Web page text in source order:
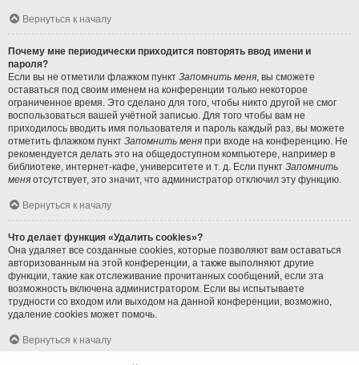
Вернуться к началу
Почему мне периодически приходится повторять ввод имени и
пароля?
Если вы не отметили флажком пункт Запомнить меня , вы сможете
оставаться под своим именем на конференции только некоторое
ограниченное время. Это сделано для того, чтобы никто другой не смог
воспользоваться вашей учётной записью. Для того чтобы вам не
приходилось вводить имя пользователя и пароль каждый раз, вы можете
отметить флажком пункт Запомнить меня при входе на конференцию. Не
рекомендуется делать это на общедоступном компьютере, например в
библиотеке, интернет-кафе, университете и т. д. Если пункт Запомнить
меня отсутствует, это значит, что администратор отключил эту функцию.
Вернуться к началу
Что делает функция «Удалить cookies»?
Она удаляет все созданные cookies, которые позволяют вам оставаться
авторизованным на этой конференции, а также выполняют другие
функции, такие как отслеживание прочитанных сообщений, если эта
возможность включена администратором. Если вы испытываете
трудности со входом или выходом на данной конференции, возможно,
удаление cookies может помочь.
Вернуться к началу